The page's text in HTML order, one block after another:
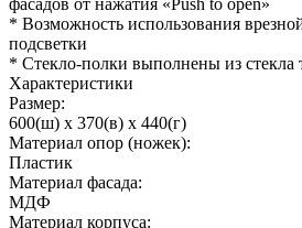
* Возможность использования
подсветки
* Стекло-полки выполнены из
Характеристики
Размер:
600(ш) x 370(в) x 440(г)
Материал опор (ножек):
Пластик
Материал фасада:
МДФ
Материал корпуса: